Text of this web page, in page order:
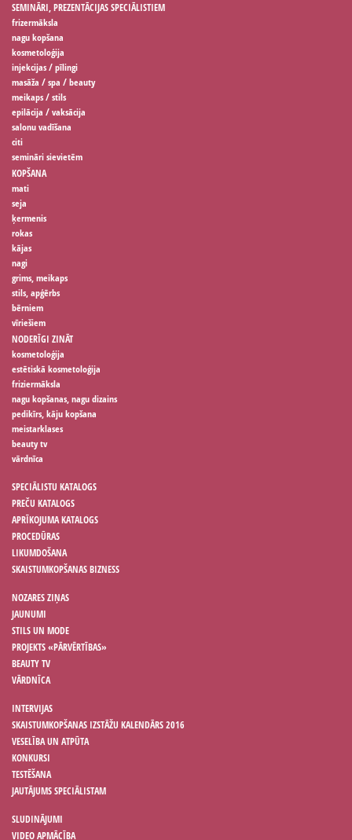
SEMINĀRI, PREZENTĀCIJAS SPECIĀLISTIEM
frizermāksla
nagu kopšana
kosmetoloģija
injekcijas / pīlingi
masāža / spa / beauty
meikaps / stils
epilācija / vaksācija
salonu vadīšana
citi
semināri sievietēm
KOPŠANA
mati
seja
ķermenis
rokas
kājas
nagi
grims, meikaps
stils, apģērbs
bērniem
vīriešiem
NODERĪGI ZINĀT
kosmetoloģija
estētiskā kosmetoloģija
friziermāksla
nagu kopšanas, nagu dizains
pedikīrs, kāju kopšana
meistarklases
beauty tv
vārdnīca
SPECIĀLISTU KATALOGS
PREČU KATALOGS
APRĪKOJUMA KATALOGS
PROCEDŪRAS
LIKUMDOŠANA
SKAISTUMKOPŠANAS BIZNESS
NOZARES ZIŅAS
JAUNUMI
STILS UN MODE
PROJEKTS «PĀRVĒRTĪBAS»
BEAUTY TV
VĀRDNĪCA
INTERVIJAS
SKAISTUMKOPŠANAS IZSTĀŽU KALENDĀRS 2016
VESELĪBA UN ATPŪTA
KONKURSI
TESTĒŠANA
JAUTĀJUMS SPECIĀLISTAM
SLUDINĀJUMI
VIDEO APMĀCĪBA